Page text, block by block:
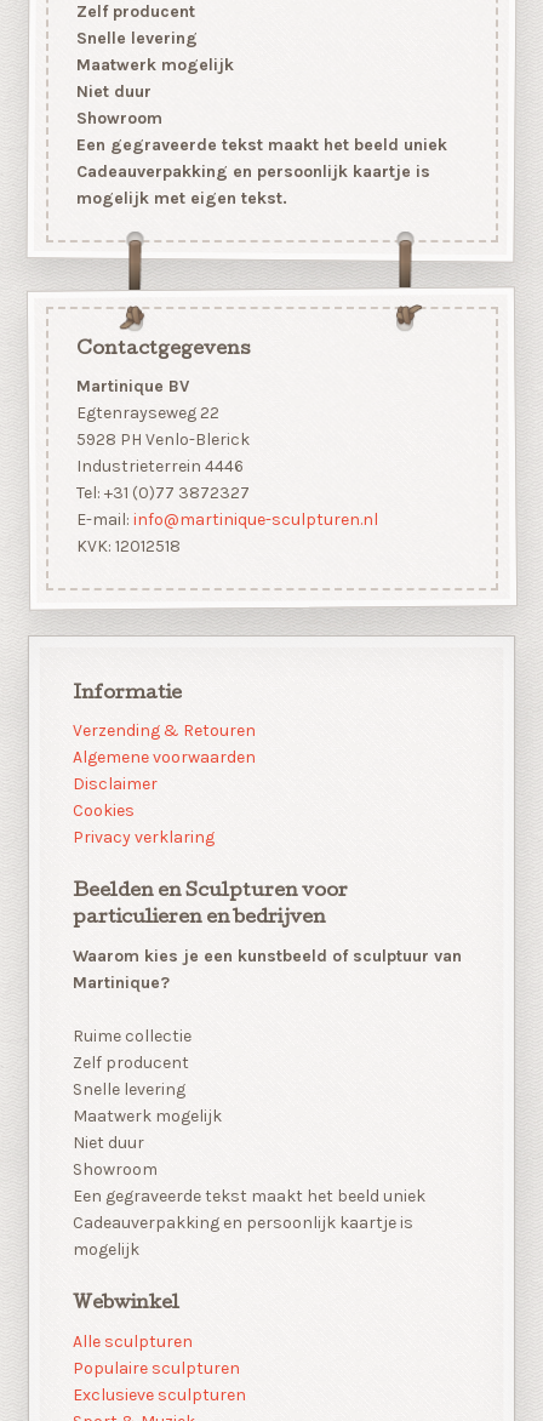
Zelf producent
Snelle levering
Maatwerk mogelijk
Niet duur
Showroom
Een gegraveerde tekst maakt het beeld uniek
Cadeauverpakking en persoonlijk kaartje is
mogelijk met eigen tekst.
Contactgegevens
Martinique BV
Egtenrayseweg 22
5928 PH Venlo-Blerick
Industrieterrein 4446
Tel: +31 (0)77 3872327
E-mail: info@martinique-sculpturen.nl
KVK: 12012518
Informatie
Verzending & Retouren
Algemene voorwaarden
Disclaimer
Cookies
Privacy verklaring
Beelden en Sculpturen voor
particulieren en bedrijven
Waarom kies je een kunstbeeld of sculptuur van
Martinique?
Ruime collectie
Zelf producent
Snelle levering
Maatwerk mogelijk
Niet duur
Showroom
Een gegraveerde tekst maakt het beeld uniek
Cadeauverpakking en persoonlijk kaartje is
mogelijk
Webwinkel
Alle sculpturen
Populaire sculpturen
Exclusieve sculpturen